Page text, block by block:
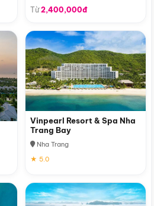
Từ2,400,000đ
Vinpearl Resort & Spa Nha
Trang Bay
Nha Trang
★ 5.0